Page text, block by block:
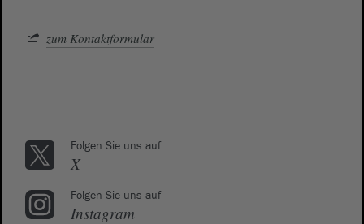
zum Kontaktformular
Folgen Sie uns auf
X
Folgen Sie uns auf
Instagram